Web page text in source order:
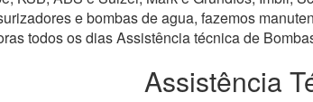
e bombas de agua, fazemos
todos os dias Assistência técnica de
Assistência